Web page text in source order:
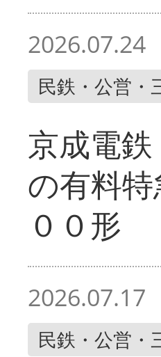
2026.07.24
民鉄・公営・
京成電
の有料
００形
2026.07.17
民鉄・公営・